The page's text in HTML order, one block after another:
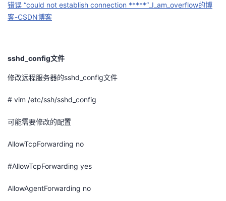
错误 “could not establish connection *****“_I_am_overflow的博
客-CSDN博客
sshd_config文件
修改远程服务器的sshd_config文件
# vim /etc/ssh/sshd_config
可能需要修改的配置
AllowTcpForwarding no
#AllowTcpForwarding yes
AllowAgentForwarding no